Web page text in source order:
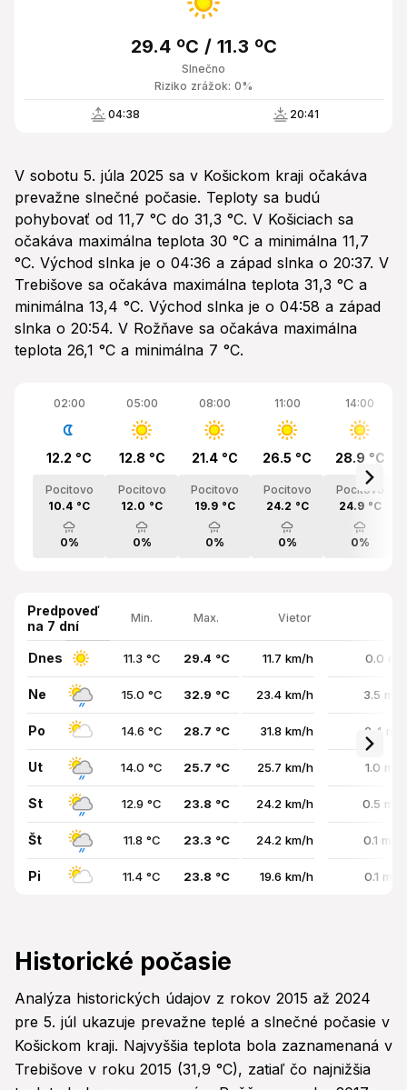
Slnečno
29.4 ºC / 11.3 ºC
Riziko zrážok: 0%
04:38 20:41
V sobotu 5. júla 2025 sa v Košickom kraji očakáva
prevažne slnečné počasie. Teploty sa budú
pohybovať od 11,7 °C do 31,3 °C. V Košiciach sa
očakáva maximálna teplota 30 °C a minimálna 11,7
°C. Východ slnka je o 04:36 a západ slnka o 20:37. V
Trebišove sa očakáva maximálna teplota 31,3 °C a
minimálna 13,4 °C. Východ slnka je o 04:58 a západ
slnka o 20:54. V Rožňave sa očakáva maximálna
teplota 26,1 °C a minimálna 7 °C.
02:00
12.2 °C
Pocitovo
10.4 °C
0%
05:00
12.8 °C
Pocitovo
12.0 °C
0%
08:00
21.4 °C
Pocitovo
19.9 °C
0%
11:00
26.5 °C
Pocitovo
24.2 °C
0%
14:00
28.9 °C
Pocitovo
24.9 °C
0%
Predpoveď
na 7 dní
Min. Max. Vietor
Dnes 11.3 °C 29.4 °C 11.7 km/h 0.0
Ne 15.0 °C 32.9 °C 23.4 km/h 3.5
Po 14.6 °C 28.7 °C 31.8 km/h 2.4
Ut 14.0 °C 25.7 °C 25.7 km/h 1.0
St 12.9 °C 23.8 °C 24.2 km/h 0.5
Št 11.8 °C 23.3 °C 24.2 km/h 0.1
Pi 11.4 °C 23.8 °C 19.6 km/h 0.1
Historické počasie
Analýza historických údajov z rokov 2015 až 2024
pre 5. júl ukazuje prevažne teplé a slnečné počasie v
Košickom kraji. Najvyššia teplota bola zaznamenaná v
Trebišove v roku 2015 (31,9 °C), zatiaľ čo najnižšia